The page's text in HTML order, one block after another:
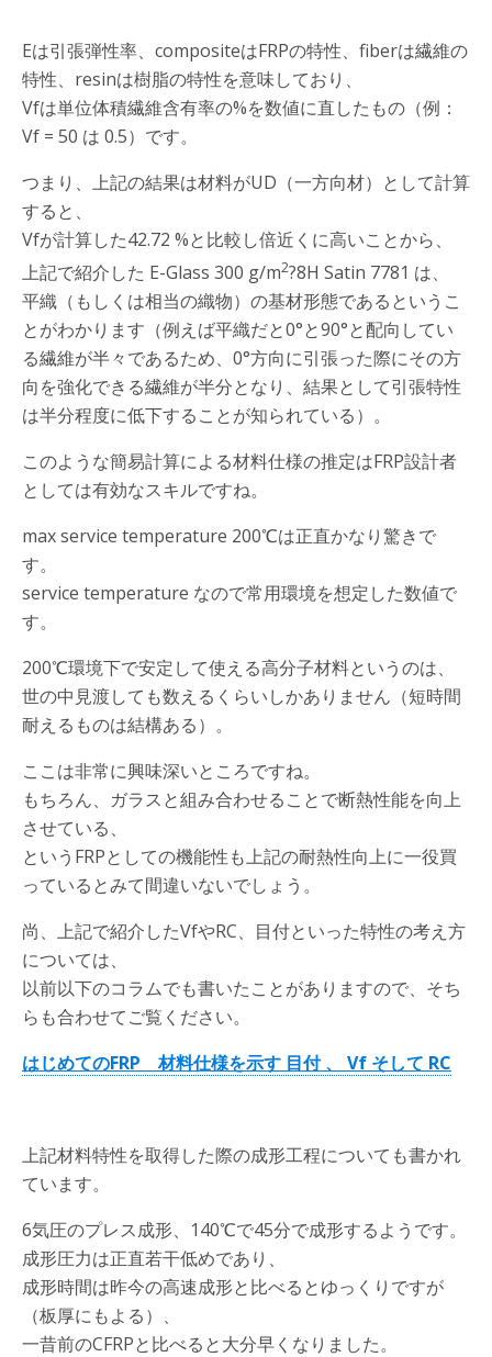
Eは引張弾性率、compositeはFRPの特性、fiberは繊維の
特性、resinは樹脂の特性を意味しており、
Vfは単位体積繊維含有率の%を数値に直したもの（例：
Vf = 50 は 0.5）です。
つまり、上記の結果は材料がUD（一方向材）として計算
すると、
Vfが計算した42.72 %と比較し倍近くに高いことから、
上記で紹介した E-Glass 300 g/m2?8H Satin 7781 は、
平織（もしくは相当の織物）の基材形態であるというこ
とがわかります（例えば平織だと0°と90°と配向してい
る繊維が半々であるため、0°方向に引張った際にその方
向を強化できる繊維が半分となり、結果として引張特性
は半分程度に低下することが知られている）。
このような簡易計算による材料仕様の推定はFRP設計者
としては有効なスキルですね。
max service temperature 200℃は正直かなり驚きで
す。
service temperature なので常用環境を想定した数値で
す。
200℃環境下で安定して使える高分子材料というのは、
世の中見渡しても数えるくらいしかありません（短時間
耐えるものは結構ある）。
ここは非常に興味深いところですね。
もちろん、ガラスと組み合わせることで断熱性能を向上
させている、
というFRPとしての機能性も上記の耐熱性向上に一役買
っているとみて間違いないでしょう。
尚、上記で紹介したVfやRC、目付といった特性の考え方
については、
以前以下のコラムでも書いたことがありますので、そち
らも合わせてご覧ください。
はじめてのFRP 材料仕様を示す 目付 、 Vf そして RC
上記材料特性を取得した際の成形工程についても書かれ
ています。
6気圧のプレス成形、140℃で45分で成形するようです。
成形圧力は正直若干低めであり、
成形時間は昨今の高速成形と比べるとゆっくりですが
（板厚にもよる）、
一昔前のCFRPと比べると大分早くなりました。